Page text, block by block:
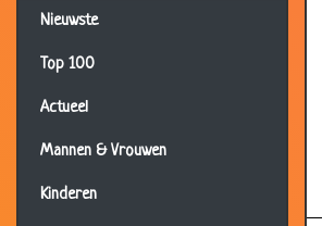
Nieuwste
Top 100
Actueel
Mannen & Vrouwen
Kinderen